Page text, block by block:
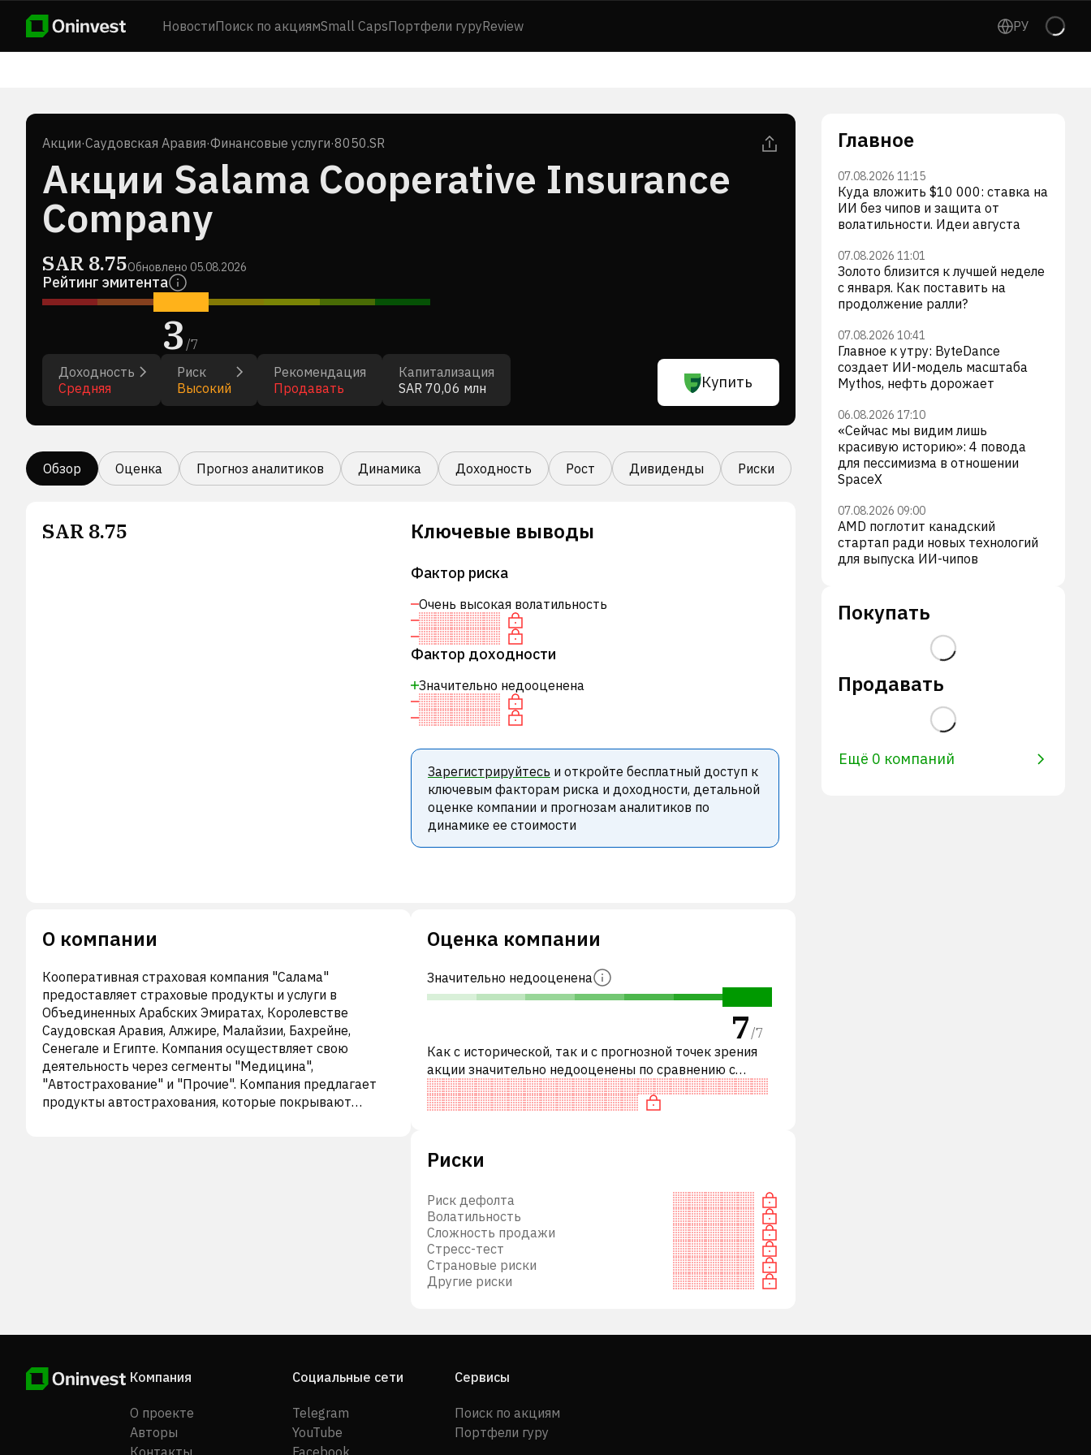
НовостиПоиск по акциямSmall CapsПортфели гуруReview РУ
Акции·Саудовская Аравия·Финансовые услуги·8050.SR
Акции Salama Cooperative Insurance
Company
SAR 8.75Обновлено 05.08.2026
Рейтинг эмитента
3/7
Доходность
Средняя
Риск
Высокий
Рекомендация
Продавать
Капитализация
SAR 70,06 млн
Купить
Обзор Оценка Прогноз аналитиков Динамика Доходность Рост Дивиденды Риски
SAR 8.75 Ключевые выводы
Фактор риска
Очень высокая волатильность
Фактор доходности
Значительно недооценена
Зарегистрируйтесь и откройте бесплатный доступ к
ключевым факторам риска и доходности, детальной
оценке компании и прогнозам аналитиков по
динамике ее стоимости
О компании
Кооперативная страховая компания "Салама"
предоставляет страховые продукты и услуги в
Объединенных Арабских Эмиратах, Королевстве
Саудовская Аравия, Алжире, Малайзии, Бахрейне,
Сенегале и Египте. Компания осуществляет свою
деятельность через сегменты "Медицина",
"Автострахование" и "Прочие". Компания предлагает
продукты автострахования, которые покрывают
обеспечивающее покрытие специализации, гибкости и
предлагает продукты общего страхования, такие как
инженерное страхование, страхование
ответственности, морское страхование, страхование
имущества и страхование от несчастных случаев. Ранее
компания была известна как Saudi IAIC Cooperative
Оценка компании
Значительно недооценена
7 /7
Как с исторической, так и с прогнозной точек зрения
акции значительно недооценены по сравнению с
аналогичными акциями.
Риски
Риск дефолта
Волатильность
Сложность продажи
Стресс-тест
Страновые риски
Другие риски
Главное
07.08.2026 11:15
Куда вложить $10 000: ставка на
ИИ без чипов и защита от
волатильности. Идеи августа
07.08.2026 11:01
Золото близится к лучшей неделе
с января. Как поставить на
продолжение ралли?
07.08.2026 10:41
Главное к утру: ByteDance
создает ИИ-модель масштаба
Mythos, нефть дорожает
06.08.2026 17:10
«Сейчас мы видим лишь
красивую историю»: 4 повода
для пессимизма в отношении
SpaceX
07.08.2026 09:00
AMD поглотит канадский
стартап ради новых технологий
для выпуска ИИ-чипов
Покупать
Продавать
Ещё 0 компаний
Компания
О проекте
Авторы
Контакты
Социальные сети
Telegram
YouTube
Facebook
Сервисы
Поиск по акциям
Портфели гуру